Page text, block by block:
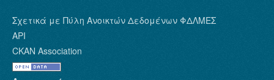
Σχετικά με Πύλη Ανοικτών Δεδομένων ΦΔΛΜΕΣ
API
CKAN Association